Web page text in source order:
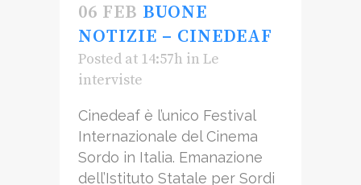
06 FEB BUONE
NOTIZIE – CINEDEAF
Posted at 14:57h in Le
interviste
Cinedeaf è l’unico Festival
Internazionale del Cinema
Sordo in Italia. Emanazione
dell’Istituto Statale per Sordi